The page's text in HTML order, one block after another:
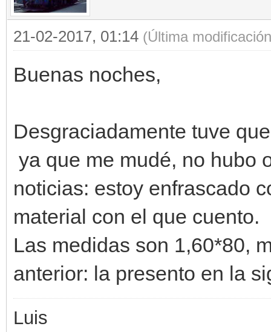
21-02-2017, 01:14 (Última
Buenas noches,
Desgraciadamente tuve
ya que me mudé, no hubo
noticias: estoy enfrascado
material con el que cuento.
Las medidas son 1,60*80,
anterior: la presento en la
Luis